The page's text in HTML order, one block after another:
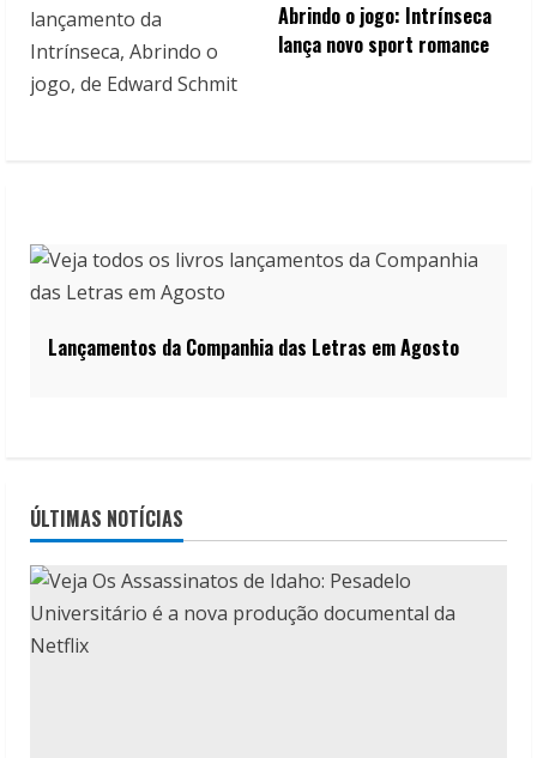
Abrindo o jogo: Intrínseca
lança novo sport romance
Lançamentos da Companhia das Letras em Agosto
ÚLTIMAS NOTÍCIAS